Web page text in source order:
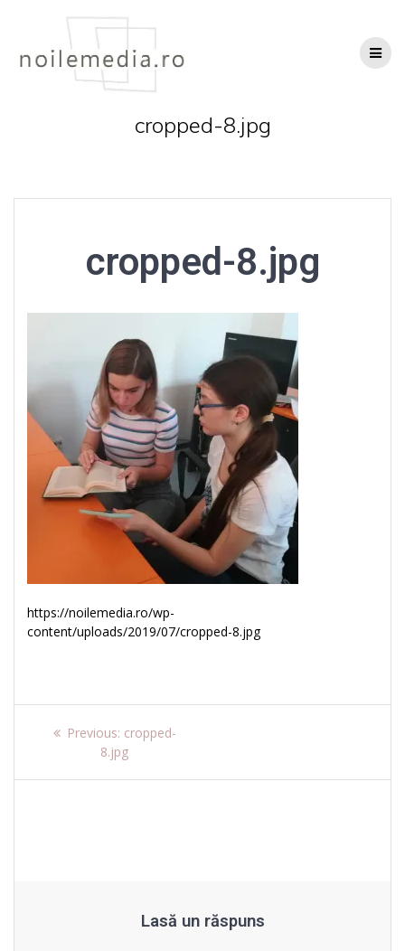
cropped-8.jpg
cropped-8.jpg
https://noilemedia.ro/wp-
content/uploads/2019/07/cropped-8.jpg
Navigare
Previous: Previous
post:
cropped-
8.jpg
Lasă un răspuns